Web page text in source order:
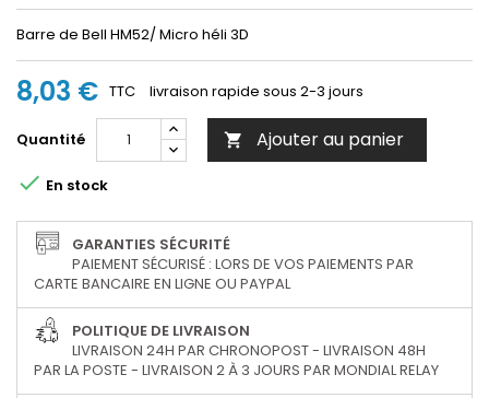
Barre de Bell HM52/ Micro héli 3D
8,03 € TTC livraison rapide sous 2-3 jours
Quantité  Ajouter au panier
 En stock
GARANTIES SÉCURITÉ
PAIEMENT SÉCURISÉ : LORS DE VOS PAIEMENTS PAR
CARTE BANCAIRE EN LIGNE OU PAYPAL
POLITIQUE DE LIVRAISON
LIVRAISON 24H PAR CHRONOPOST - LIVRAISON 48H
PAR LA POSTE - LIVRAISON 2 À 3 JOURS PAR MONDIAL RELAY